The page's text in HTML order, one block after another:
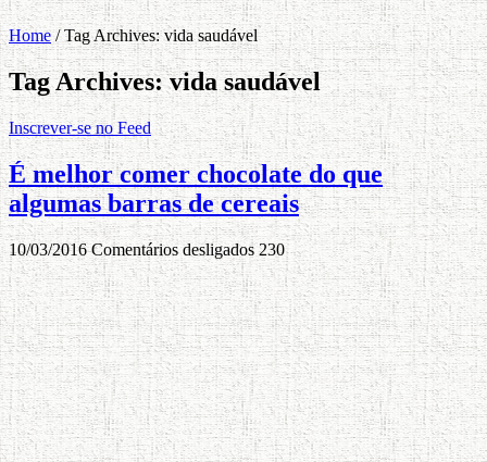
Home/Tag Archives: vida saudável
Tag Archives:vida saudável
Inscrever-se no Feed
É melhor comer chocolate do que
algumas barras de cereais
10/03/2016 Comentários desligados 230